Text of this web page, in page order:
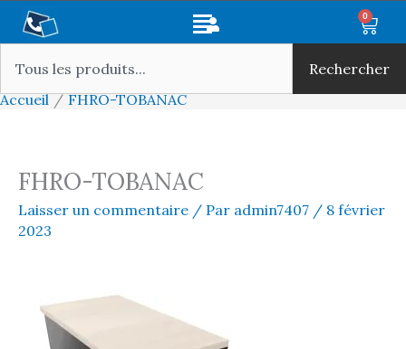
Aller
contenu
Main
0
Rechercher
Accueil
FHRO-TOBANAC
FHRO-TOBANAC
Laisser un commentaire / Par admin7407 / 8 février
2023